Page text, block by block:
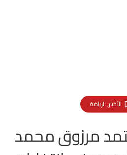
الأخبار,الرياضة
مرزوق محمد